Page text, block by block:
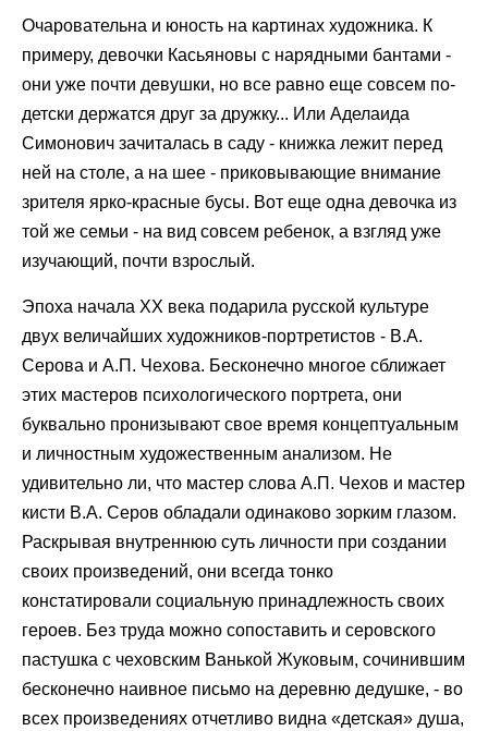
Очаровательна и юность на картинах художника. К
примеру, девочки Касьяновы с нарядными бантами -
они уже почти девушки, но все равно еще совсем по-
детски держатся друг за дружку... Или Аделаида
Симонович зачиталась в саду - книжка лежит перед
ней на столе, а на шее - приковывающие внимание
зрителя ярко-красные бусы. Вот еще одна девочка из
той же семьи - на вид совсем ребенок, а взгляд уже
изучающий, почти взрослый.
Эпоха начала ХХ века подарила русской культуре
двух величайших художников-портретистов - В.А.
Серова и А.П. Чехова. Бесконечно многое сближает
этих мастеров психологического портрета, они
буквально пронизывают свое время концептуальным
и личностным художественным анализом. Не
удивительно ли, что мастер слова А.П. Чехов и мастер
кисти В.А. Серов обладали одинаково зорким глазом.
Раскрывая внутреннюю суть личности при создании
своих произведений, они всегда тонко
констатировали социальную принадлежность своих
героев. Без труда можно сопоставить и серовского
пастушка с чеховским Ванькой Жуковым, сочинившим
бесконечно наивное письмо на деревню дедушке, - во
всех произведениях отчетливо видна «детская» душа,